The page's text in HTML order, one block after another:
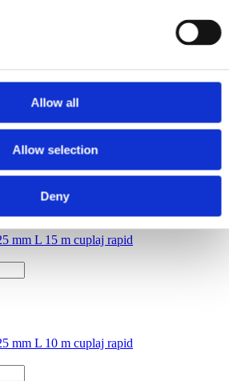
Allow all
Allow selection
Deny
curatire furtun Ø 35 mm
curatire furtun Ø 50 mm
mm L 15 m cuplaj rapid
mm L 10 m cuplaj rapid